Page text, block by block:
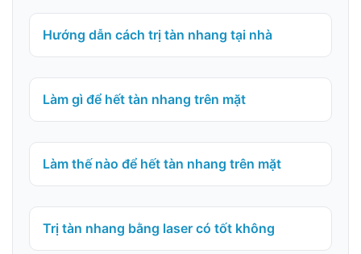
Hướng dẫn cách trị tàn nhang tại nhà
Làm gì để hết tàn nhang trên mặt
Làm thế nào để hết tàn nhang trên mặt
Trị tàn nhang bằng laser có tốt không